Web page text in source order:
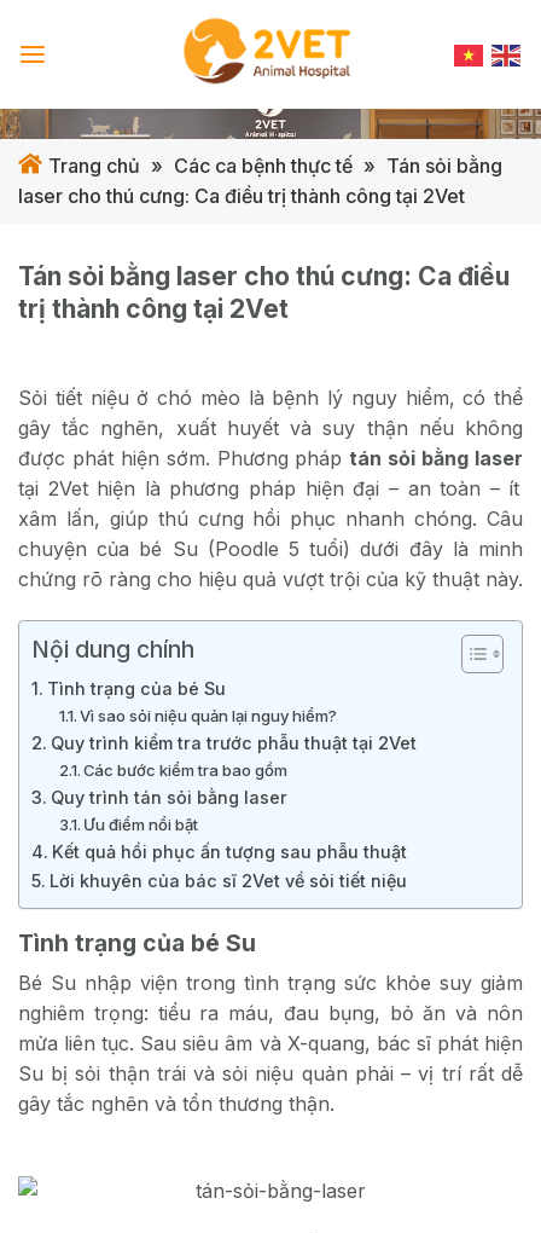
Trang chủ » Các ca bệnh thực tế » Tán sỏi bằng
laser cho thú cưng: Ca điều trị thành công tại 2Vet
Tán sỏi bằng laser cho thú cưng: Ca điều
trị thành công tại 2Vet
Sỏi tiết niệu ở chó mèo là bệnh lý nguy hiểm, có thể
gây tắc nghẽn, xuất huyết và suy thận nếu không
được phát hiện sớm. Phương pháptán sỏi bằng laser
tại 2Vet hiện là phương pháp hiện đại – an toàn – ít
xâm lấn, giúp thú cưng hồi phục nhanh chóng. Câu
chuyện của bé Su (Poodle 5 tuổi) dưới đây là minh
chứng rõ ràng cho hiệu quả vượt trội của kỹ thuật này.
Nội dung chính
Tình trạng của bé Su
Vì sao sỏi niệu quản lại nguy hiểm?
Quy trình kiểm tra trước phẫu thuật tại 2Vet
Các bước kiểm tra bao gồm
Quy trình tán sỏi bằng laser
Ưu điểm nổi bật
Kết quả hồi phục ấn tượng sau phẫu thuật
Lời khuyên của bác sĩ 2Vet về sỏi tiết niệu
Tình trạng của bé Su
Bé Su nhập viện trong tình trạng sức khỏe suy giảm
nghiêm trọng: tiểu ra máu, đau bụng, bỏ ăn và nôn
mửa liên tục. Sau siêu âm và X-quang, bác sĩ phát hiện
Su bị sỏi thận trái và sỏi niệu quản phải – vị trí rất dễ
gây tắc nghẽn và tổn thương thận.